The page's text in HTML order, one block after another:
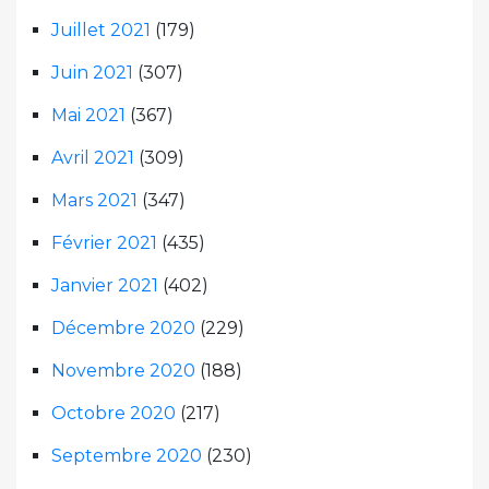
Juillet 2021 (179)
Juin 2021 (307)
Mai 2021 (367)
Avril 2021 (309)
Mars 2021 (347)
Février 2021 (435)
Janvier 2021 (402)
Décembre 2020 (229)
Novembre 2020 (188)
Octobre 2020 (217)
Septembre 2020 (230)